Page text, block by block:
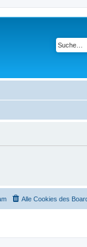
Alle Cookies des